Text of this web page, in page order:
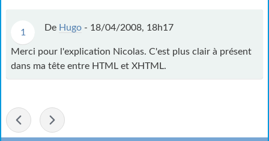
1 De Hugo - 18/04/2008, 18h17
Merci pour l'explication Nicolas. C'est plus clair à présent
dans ma tête entre HTML et XHTML.